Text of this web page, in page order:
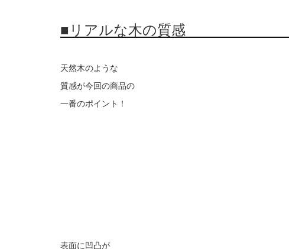
■リアルな木の質感
天然木のような
質感が今回の商品の
一番のポイント！
表面に凹凸が